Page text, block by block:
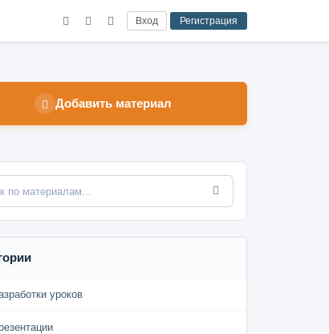
Вход Регистрация
Добавить материал
уроков